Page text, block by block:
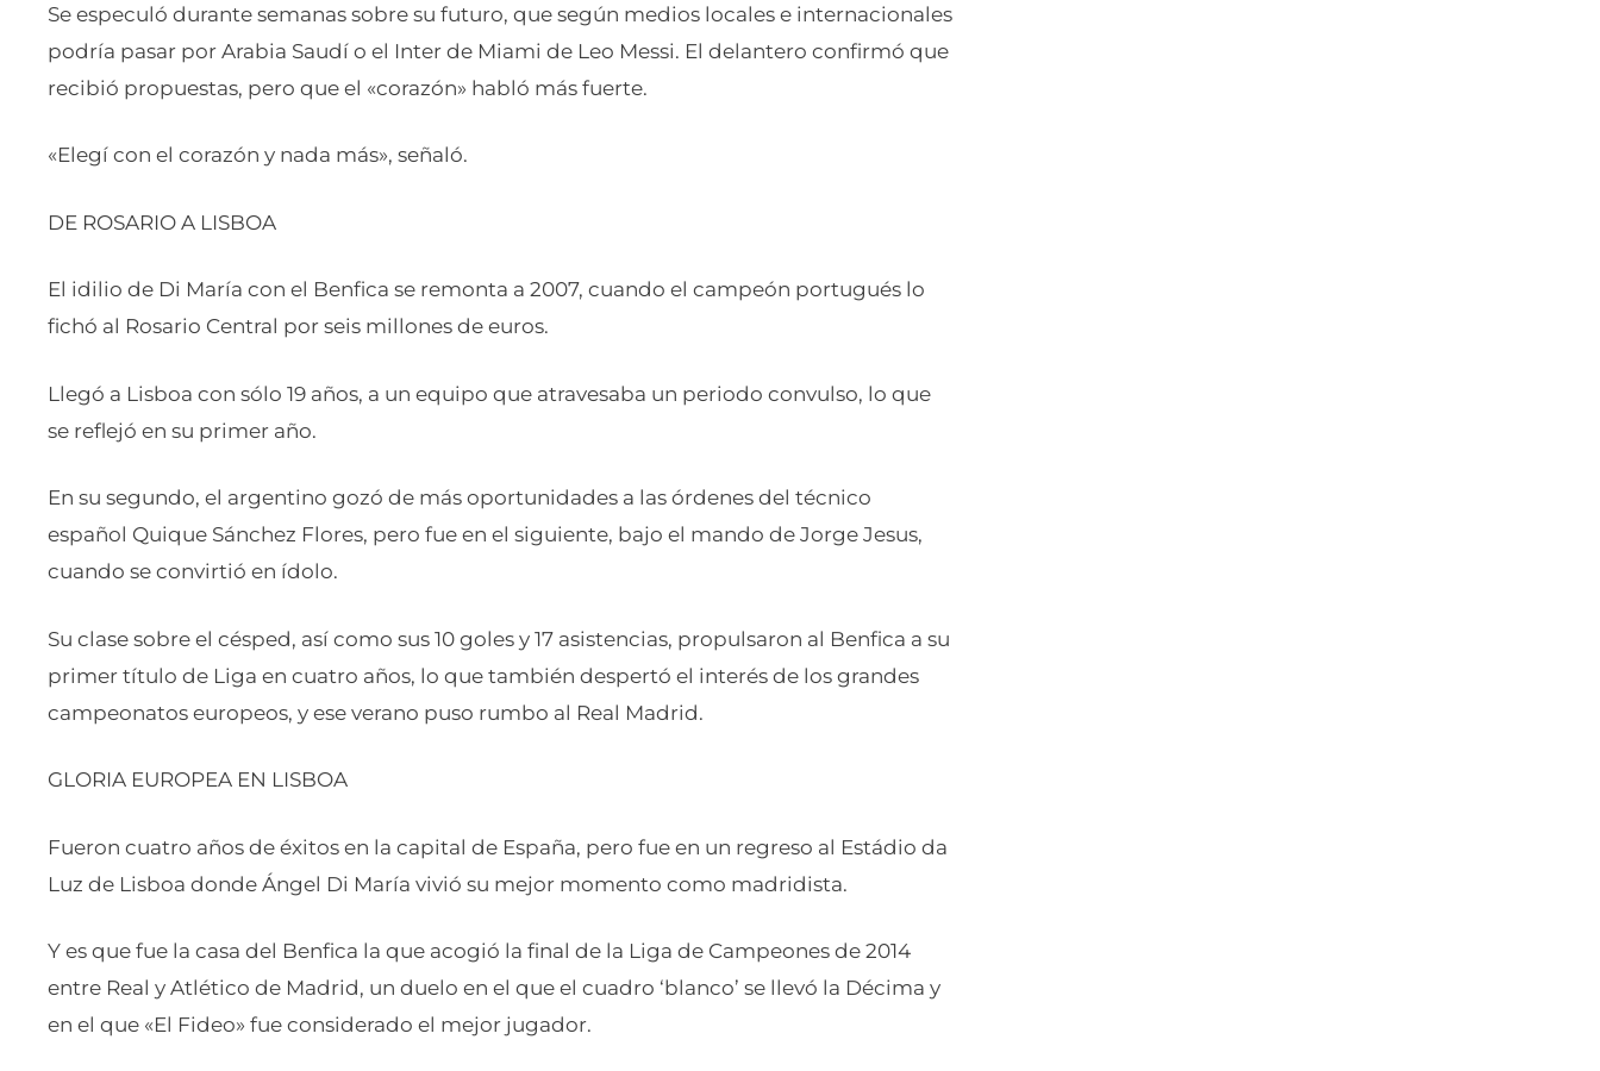
Se especuló durante semanas sobre su futuro, que según medios locales e internacionales
podría pasar por Arabia Saudí o el Inter de Miami de Leo Messi. El delantero confirmó que
recibió propuestas, pero que el «corazón» habló más fuerte.
«Elegí con el corazón y nada más», señaló.
DE ROSARIO A LISBOA
El idilio de Di María con el Benfica se remonta a 2007, cuando el campeón portugués lo
fichó al Rosario Central por seis millones de euros.
Llegó a Lisboa con sólo 19 años, a un equipo que atravesaba un periodo convulso, lo que
se reflejó en su primer año.
En su segundo, el argentino gozó de más oportunidades a las órdenes del técnico
español Quique Sánchez Flores, pero fue en el siguiente, bajo el mando de Jorge Jesus,
cuando se convirtió en ídolo.
Su clase sobre el césped, así como sus 10 goles y 17 asistencias, propulsaron al Benfica a su
primer título de Liga en cuatro años, lo que también despertó el interés de los grandes
campeonatos europeos, y ese verano puso rumbo al Real Madrid.
GLORIA EUROPEA EN LISBOA
Fueron cuatro años de éxitos en la capital de España, pero fue en un regreso al Estádio da
Luz de Lisboa donde Ángel Di María vivió su mejor momento como madridista.
Y es que fue la casa del Benfica la que acogió la final de la Liga de Campeones de 2014
entre Real y Atlético de Madrid, un duelo en el que el cuadro ‘blanco’ se llevó la Décima y
en el que «El Fideo» fue considerado el mejor jugador.